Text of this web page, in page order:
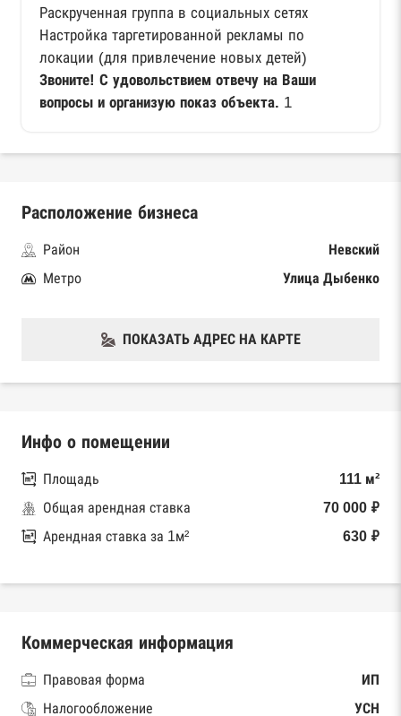
Раскрученная группа в социальных сетях
Настройка таргетированной рекламы по
локации (для привлечение новых детей)
Звоните! С удовольствием отвечу на Ваши
вопросы и организую показ объекта. 1
Расположение бизнеса
Район
Невский
Метро
Улица Дыбенко
ПОКАЗАТЬ АДРЕС НА КАРТЕ
Инфо о помещении
Площадь
111 м²
Общая арендная ставка
70 000 ₽
Арендная ставка за 1м²
630 ₽
Коммерческая информация
Правовая форма
ИП
Налогообложение
УСН